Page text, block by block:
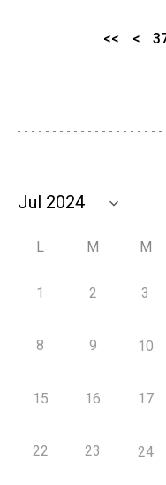
<< <
L M M
1 2 3
8 9 10
15 16 17
22 23 24